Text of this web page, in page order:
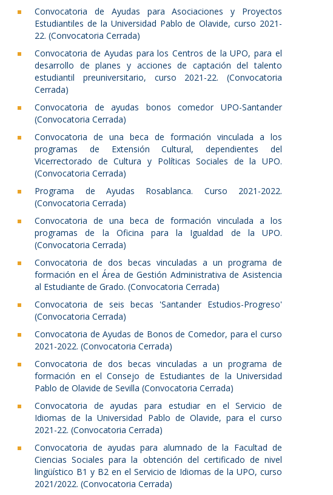
Convocatoria de Ayudas para Asociaciones y Proyectos
Estudiantiles de la Universidad Pablo de Olavide, curso 2021-
22. (Convocatoria Cerrada)
Convocatoria de Ayudas para los Centros de la UPO, para el
desarrollo de planes y acciones de captación del talento
estudiantil preuniversitario, curso 2021-22. (Convocatoria
Cerrada)
Convocatoria de ayudas bonos comedor UPO-Santander
(Convocatoria Cerrada)
Convocatoria de una beca de formación vinculada a los
programas de Extensión Cultural, dependientes del
Vicerrectorado de Cultura y Políticas Sociales de la UPO.
(Convocatoria Cerrada)
Programa de Ayudas Rosablanca. Curso 2021-2022.
(Convocatoria Cerrada)
Convocatoria de una beca de formación vinculada a los
programas de la Oficina para la Igualdad de la UPO.
(Convocatoria Cerrada)
Convocatoria de dos becas vinculadas a un programa de
formación en el Área de Gestión Administrativa de Asistencia
al Estudiante de Grado. (Convocatoria Cerrada)
Convocatoria de seis becas 'Santander Estudios-Progreso'
(Convocatoria Cerrada)
Convocatoria de Ayudas de Bonos de Comedor, para el curso
2021-2022. (Convocatoria Cerrada)
Convocatoria de dos becas vinculadas a un programa de
formación en el Consejo de Estudiantes de la Universidad
Pablo de Olavide de Sevilla (Convocatoria Cerrada)
Convocatoria de ayudas para estudiar en el Servicio de
Idiomas de la Universidad Pablo de Olavide, para el curso
2021-22. (Convocatoria Cerrada)
Convocatoria de ayudas para alumnado de la Facultad de
Ciencias Sociales para la obtención del certificado de nivel
lingüístico B1 y B2 en el Servicio de Idiomas de la UPO, curso
2021/2022. (Convocatoria Cerrada)